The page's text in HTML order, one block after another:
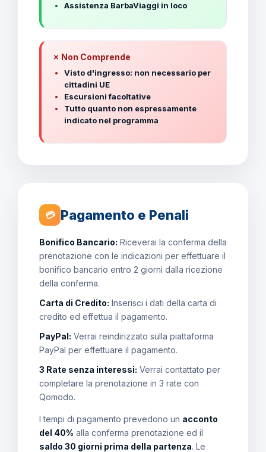
Assistenza BarbaViaggi in loco
✗ Non Comprende
Visto d'ingresso: non necessario per
cittadini UE
Escursioni facoltative
Tutto quanto non espressamente
indicato nel programma
💳 Pagamento e Penali
Bonifico Bancario: Riceverai la conferma della
prenotazione con le indicazioni per effettuare il
bonifico bancario entro 2 giorni dalla ricezione
della conferma.
Carta di Credito: Inserisci i dati della carta di
credito ed effettua il pagamento.
PayPal: Verrai reindirizzato sulla piattaforma
PayPal per effettuare il pagamento.
3 Rate senza interessi: Verrai contattato per
completare la prenotazione in 3 rate con
Qomodo.
I tempi di pagamento prevedono un acconto
del 40% alla conferma prenotazione ed il
saldo 30 giorni prima della partenza. Le